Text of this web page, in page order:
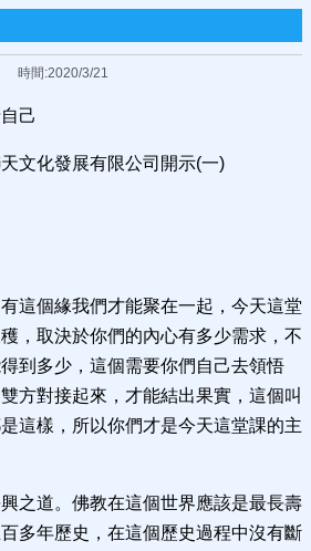
時間:2020/3/21
己
文化發展有限公司開示(一)
這個緣我們才能聚在一起，今天這堂
，取決於你們的內心有多少需求，不
到多少，這個需要你們自己去領悟
方對接起來，才能結出果實，這個叫
這樣，所以你們才是今天這堂課的主
之道。佛教在這個世界應該是最長壽
多年歷史，在這個歷史過程中沒有斷